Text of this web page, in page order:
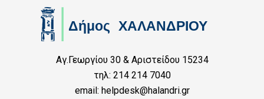
Αγ.Γεωργίου 30 & Αριστείδου 15234
τηλ: 214 214 7040
email: helpdesk@halandri.gr